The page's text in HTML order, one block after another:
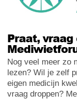
Praat,
Nog veel meer zo
lezen? Wil je zelf
eigen medicijn
vraag droppen?